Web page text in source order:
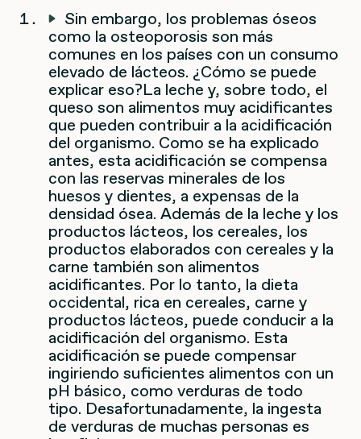
Sin embargo, los problemas óseos
como la osteoporosis son más
comunes en los países con un consumo
elevado de lácteos. ¿Cómo se puede
explicar eso?La leche y, sobre todo, el
queso son alimentos muy acidificantes
que pueden contribuir a la acidificación
del organismo. Como se ha explicado
antes, esta acidificación se compensa
con las reservas minerales de los
huesos y dientes, a expensas de la
densidad ósea. Además de la leche y los
productos lácteos, los cereales, los
productos elaborados con cereales y la
carne también son alimentos
acidificantes. Por lo tanto, la dieta
occidental, rica en cereales, carne y
productos lácteos, puede conducir a la
acidificación del organismo. Esta
acidificación se puede compensar
ingiriendo suficientes alimentos con un
pH básico, como verduras de todo
tipo. Desafortunadamente, la ingesta
de verduras de muchas personas es